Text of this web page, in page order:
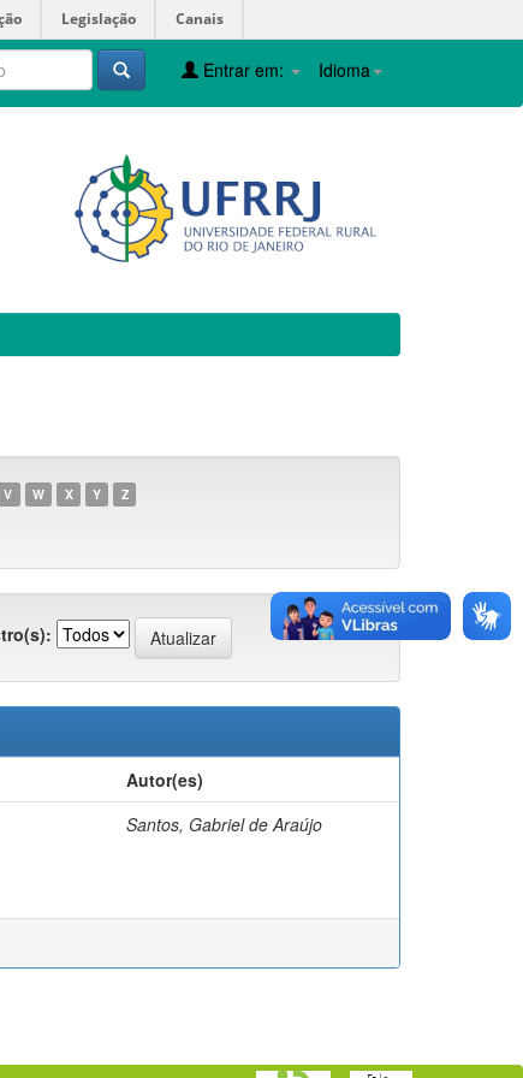
Legislação Canais
Idioma
Entrar em:
V W X Y Z
Autor(es)
Santos, Gabriel de Araújo